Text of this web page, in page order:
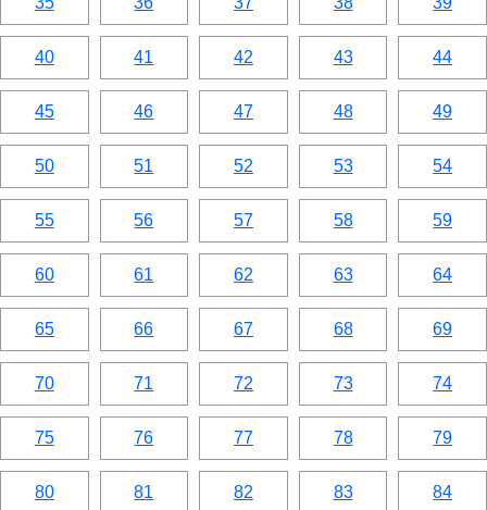
40 41 42 43 44
45 46 47 48 49
50 51 52 53 54
55 56 57 58 59
60 61 62 63 64
65 66 67 68 69
70 71 72 73 74
75 76 77 78 79
80 81 82 83 84